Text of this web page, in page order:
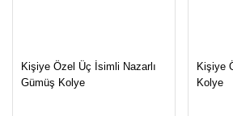
Kişiye Özel Üç İsimli Nazarlı
Gümüş Kolye
Kişiye
Kolye